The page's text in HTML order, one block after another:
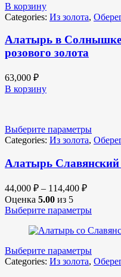
В корзину
Categories: Из золота,
Алатырь в Солнышке
розового золота
63,000 ₽
В корзину
Выберите параметры
Categories: Из золота,
Алатырь Славянский
44,000 ₽ – 114,400 ₽
Оценка 5.00 из 5
Выберите параметры
Выберите параметры
Categories: Из золота,